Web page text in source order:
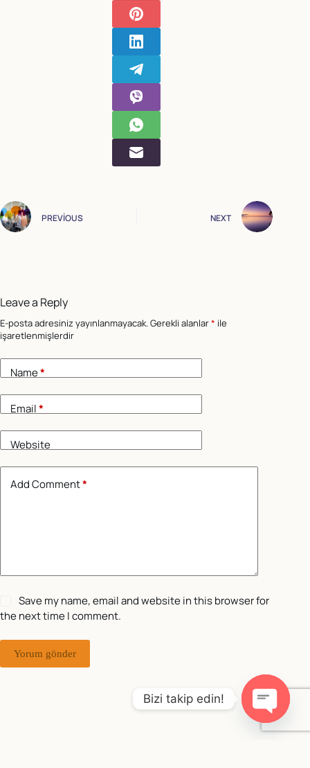
PREVIOUS NEXT
Leave a Reply
E-posta adresiniz yayınlanmayacak.Gerekli alanlar* ile
işaretlenmişlerdir
Name*
Email*
Website
Add Comment*
Save my name, email and website in this browser for
the next time I comment.
Yorum gönder
Bizi takip edin!
O